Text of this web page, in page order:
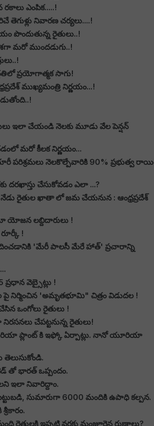
రకాలు ఎంపిక.....!
తెగుళ్లు నివారణ చర్యలు....!
పొందుతున్న రైతులు..!
మరో ముందడుగు..!
ప్రయోగాత్మక సాగు!
ముఖ్యమంత్రి నిర్ణయం...!
ఇలా చేయండి నెలకు మూడు వేల పెన్షన్
మరో కీలక నిర్ణయం...
పరిశ్రమలు నెలకొల్పేవారికి 90% ప్రభుత్వ
దరఖాస్తు చేసుకోవడం ఎలా ...?
నేడు రైతుల ఖాతా లో జమ చేయనున : ఆంధ్రప్రదేశ్
యోజన లబ్దిదారులు !
!
'మేరీ పాలసీ మేరే హాత్' ప్రచారాన్ని
వెబ్సైట్లు !
నిర్మించిన 'అమృతభూమి" చిత్రం విడుదల !
ఒంగోలు రైతులు !
చేపట్టనున్న రైతులు!
ప్లాంట్ కి ఇఫ్కో ఏర్పాట్లు. నానో యూరియా
తో భారత్ ఒప్పందం.
ఇలా నివారిద్దాం.
సుమారుగా 6000 మందికి ఉపాధి కల్పన.
రైతులకి ఇప్పటి వరకు మంజూరైన రుణాలు?